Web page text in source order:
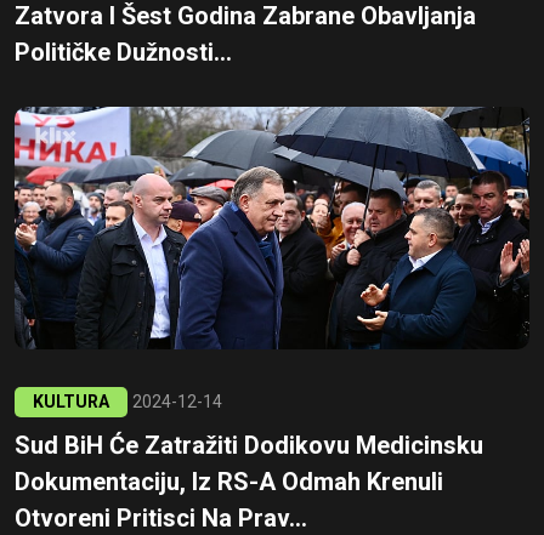
Zatvora I Šest Godina Zabrane Obavljanja
Političke Dužnosti...
KULTURA 2024-12-14
Sud BiH Će Zatražiti Dodikovu Medicinsku
Dokumentaciju, Iz RS-A Odmah Krenuli
Otvoreni Pritisci Na Prav...